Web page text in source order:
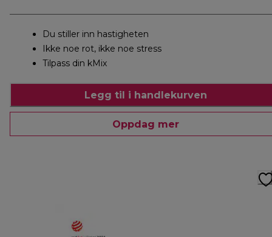
Du stiller inn hastigheten
Ikke noe rot, ikke noe stress
Tilpass din kMix
Legg til i handlekurven
Oppdag mer